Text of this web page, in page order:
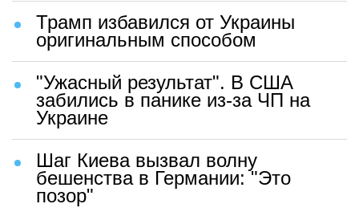
Трамп избавился от Украины
оригинальным способом
"Ужасный результат". В США
забились в панике из-за ЧП на
Украине
Шаг Киева вызвал волну
бешенства в Германии: "Это
позор"